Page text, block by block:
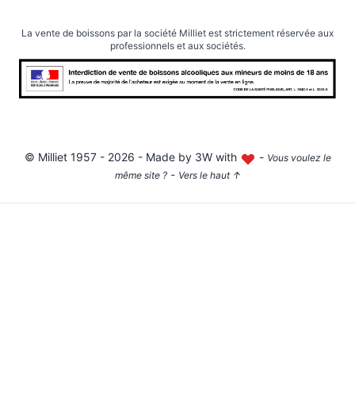
La vente de boissons par la société Milliet est strictement réservée aux
professionnels et aux sociétés.
© Milliet1957 - 2026 - Made by 3W with - Vous voulez le
même site ?- Vers le haut ↑